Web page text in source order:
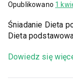
Opublikowano 1
Śniadanie Dieta
Dieta
Dowiedz się